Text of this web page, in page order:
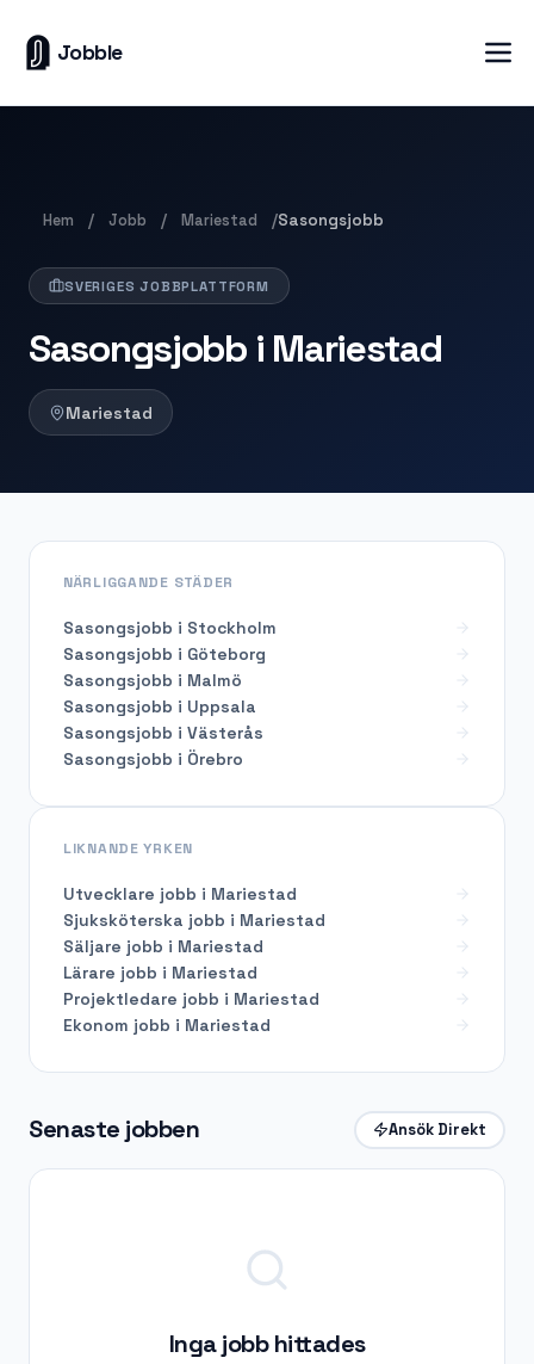
Jobble
Hem / Jobb / Mariestad /Sasongsjobb
SVERIGES JOBBPLATTFORM
Sasongsjobb i Mariestad
Mariestad
Senaste jobben Ansök Direkt
Inga jobb hittades
NÄRLIGGANDE STÄDER
Sasongsjobb i Stockholm
Sasongsjobb i Göteborg
Sasongsjobb i Malmö
Sasongsjobb i Uppsala
Sasongsjobb i Västerås
Sasongsjobb i Örebro
LIKNANDE YRKEN
Utvecklare jobb i Mariestad
Sjuksköterska jobb i Mariestad
Säljare jobb i Mariestad
Lärare jobb i Mariestad
Projektledare jobb i Mariestad
Ekonom jobb i Mariestad